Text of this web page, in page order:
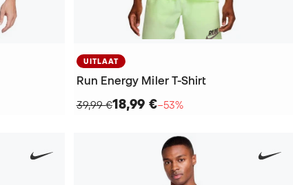
UITLAAT
Run Energy Miler T-Shirt
39,99 €18,99 €−53%